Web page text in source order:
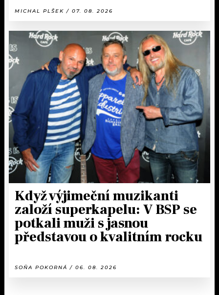
MICHAL PLŠEK / 07. 08. 2026
Když výjimeční muzikanti
založí superkapelu: V BSP se
potkali muži s jasnou
představou o kvalitním rocku
SOŇA POKORNÁ / 06. 08. 2026